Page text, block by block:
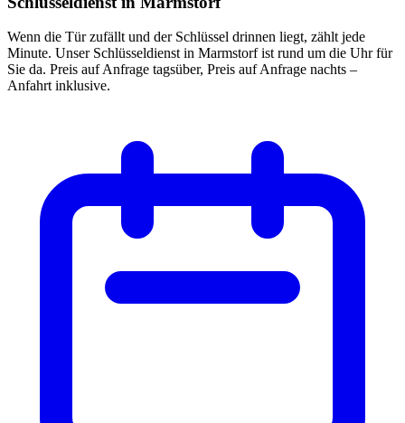
Wenn die Tür zufällt und der Schlüssel drinnen liegt, zählt jede
Minute. Unser Schlüsseldienst in Marmstorf ist rund um die Uhr für
Sie da. Preis auf Anfrage tagsüber, Preis auf Anfrage nachts –
Anfahrt inklusive.